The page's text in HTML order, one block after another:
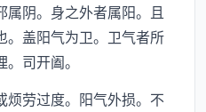
属阴。身之外者属阳。且
。盖阳气为卫。卫气者所
司开阖。
劳过度。阳气外损。不